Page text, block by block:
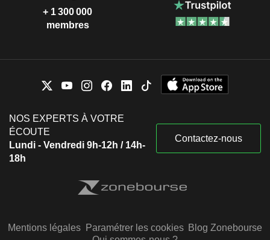
+ 1 300 000
membres
NOS EXPERTS À VOTRE
ÉCOUTE
Lundi - Vendredi 9h-12h / 14h-
18h
Contactez-nous
Mentions légales Paramétrer les cookies Blog Zonebourse